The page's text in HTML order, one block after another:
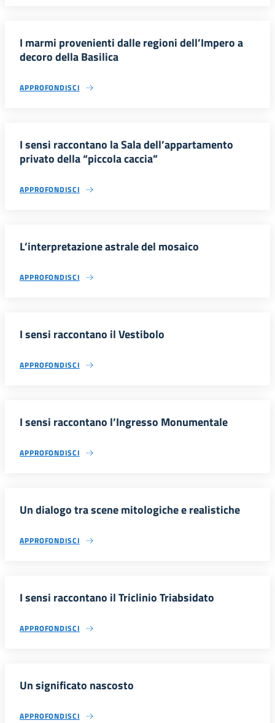
I marmi provenienti dalle regioni dell’Impero a
decoro della Basilica
APPROFONDISCI
I sensi raccontano la Sala dell’appartamento
privato della “piccola caccia”
APPROFONDISCI
L’interpretazione astrale del mosaico
APPROFONDISCI
I sensi raccontano il Vestibolo
APPROFONDISCI
I sensi raccontano l’Ingresso Monumentale
APPROFONDISCI
Un dialogo tra scene mitologiche e realistiche
APPROFONDISCI
I sensi raccontano il Triclinio Triabsidato
APPROFONDISCI
Un significato nascosto
APPROFONDISCI